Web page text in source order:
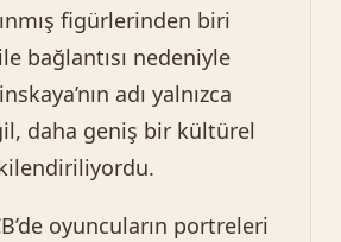
figürlerinden biri
bağlantısı nedeniyle
adı yalnızca
daha geniş bir kültürel
oyuncuların portreleri